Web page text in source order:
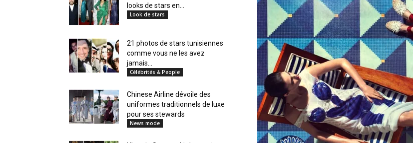
looks de stars en...
Look de stars
21 photos de stars tunisiennes
comme vous ne les avez
jamais...
Célébrités & People
Chinese Airline dévoile des
uniformes traditionnels de luxe
pour ses stewards
News mode